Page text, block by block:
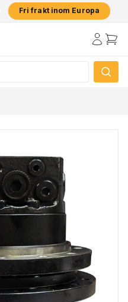
Fri frakt inom Europa